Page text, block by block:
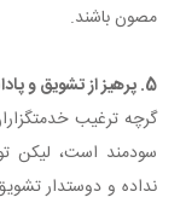
مصون باشند.
5. پرهيز از تشويق و پاداش ناروا
گرچه ترغيب
سودمند است، ليكن
نداده و دوستدار